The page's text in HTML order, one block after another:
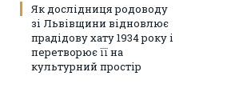
Як дослідниця родоводу
зі Львівщини відновлює
прадідову хату 1934 року і
перетворює її на
культурний простір